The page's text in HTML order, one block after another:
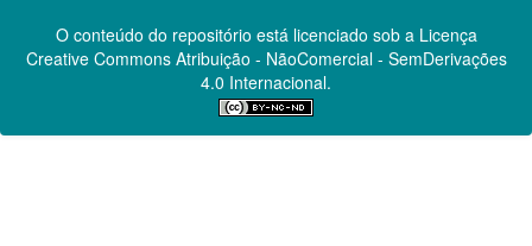
O conteúdo do repositório está licenciado sob a Licença
Creative CommonsAtribuição - NãoComercial - SemDerivações
4.0 Internacional.